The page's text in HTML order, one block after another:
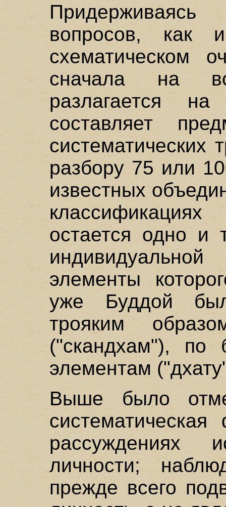
вопросов, как
схематическом
сначала на
разлагается
составляет
систематических
разбору 75 или
известных
остается одно и
элементы
уже Буддой
трояким
("скандхам"), по
элементам
Выше было
рассуждениях
личности;
прежде всего